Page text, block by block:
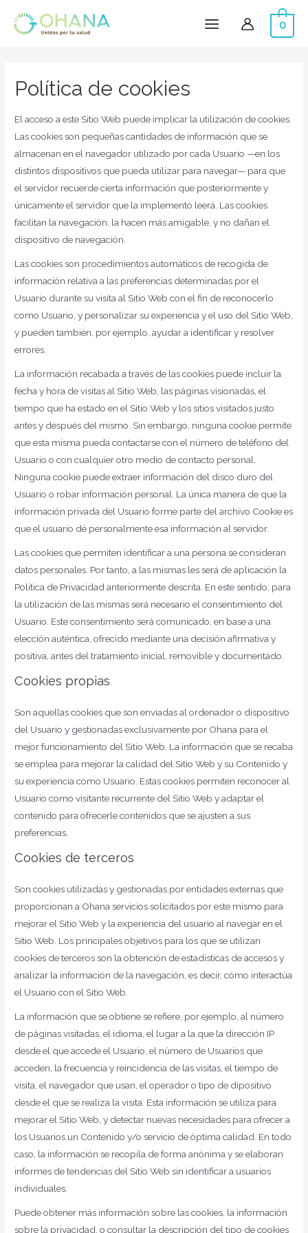
0
Política de cookies
El acceso a este Sitio Web puede implicar la utilización de cookies.
Las cookies son pequeñas cantidades de información que se
almacenan en el navegador utilizado por cada Usuario —en los
distintos dispositivos que pueda utilizar para navegar— para que
el servidor recuerde cierta información que posteriormente y
únicamente el servidor que la implementó leerá. Las cookies
facilitan la navegación, la hacen más amigable, y no dañan el
dispositivo de navegación.
Las cookies son procedimientos automáticos de recogida de
información relativa a las preferencias determinadas por el
Usuario durante su visita al Sitio Web con el fin de reconocerlo
como Usuario, y personalizar su experiencia y el uso del Sitio Web,
y pueden también, por ejemplo, ayudar a identificar y resolver
errores.
La información recabada a través de las cookies puede incluir la
fecha y hora de visitas al Sitio Web, las páginas visionadas, el
tiempo que ha estado en el Sitio Web y los sitios visitados justo
antes y después del mismo. Sin embargo, ninguna cookie permite
que esta misma pueda contactarse con el número de teléfono del
Usuario o con cualquier otro medio de contacto personal.
Ninguna cookie puede extraer información del disco duro del
Usuario o robar información personal. La única manera de que la
información privada del Usuario forme parte del archivo Cookie es
que el usuario dé personalmente esa información al servidor.
Las cookies que permiten identificar a una persona se consideran
datos personales. Por tanto, a las mismas les será de aplicación la
Política de Privacidad anteriormente descrita. En este sentido, para
la utilización de las mismas será necesario el consentimiento del
Usuario. Este consentimiento será comunicado, en base a una
elección auténtica, ofrecido mediante una decisión afirmativa y
positiva, antes del tratamiento inicial, removible y documentado.
Cookies propias
Son aquellas cookies que son enviadas al ordenador o dispositivo
del Usuario y gestionadas exclusivamente por Ohana para el
mejor funcionamiento del Sitio Web. La información que se recaba
se emplea para mejorar la calidad del Sitio Web y su Contenido y
su experiencia como Usuario. Estas cookies permiten reconocer al
Usuario como visitante recurrente del Sitio Web y adaptar el
contenido para ofrecerle contenidos que se ajusten a sus
preferencias.
Cookies de terceros
Son cookies utilizadas y gestionadas por entidades externas que
proporcionan a Ohana servicios solicitados por este mismo para
mejorar el Sitio Web y la experiencia del usuario al navegar en el
Sitio Web. Los principales objetivos para los que se utilizan
cookies de terceros son la obtención de estadísticas de accesos y
analizar la información de la navegación, es decir, cómo interactúa
el Usuario con el Sitio Web.
La información que se obtiene se refiere, por ejemplo, al número
de páginas visitadas, el idioma, el lugar a la que la dirección IP
desde el que accede el Usuario, el número de Usuarios que
acceden, la frecuencia y reincidencia de las visitas, el tiempo de
visita, el navegador que usan, el operador o tipo de dipositivo
desde el que se realiza la visita. Esta información se utiliza para
mejorar el Sitio Web, y detectar nuevas necesidades para ofrecer a
los Usuarios un Contenido y/o servicio de óptima calidad. En todo
caso, la información se recopila de forma anónima y se elaboran
informes de tendencias del Sitio Web sin identificar a usuarios
individuales.
Puede obtener más información sobre las cookies, la información
sobre la privacidad, o consultar la descripción del tipo de cookies